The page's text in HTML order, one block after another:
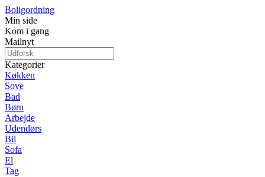
Boligordning
Min side
Kom i gang
Mailnyt
Kategorier
Køkken
Sove
Bad
Børn
Arbejde
Udendørs
Bil
Sofa
El
Tag